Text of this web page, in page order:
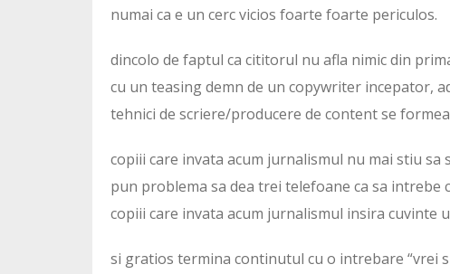
numai ca e un cerc vicios foarte foarte periculos.
dincolo de faptul ca cititorul nu afla nimic din
cu un teasing demn de un copywriter incepator,
tehnici de scriere/producere de content se
copiii care invata acum jurnalismul nu mai stiu sa
pun problema sa dea trei telefoane ca sa intrebe
copiii care invata acum jurnalismul insira cuvinte
si gratios termina continutul cu o intrebare “vrei